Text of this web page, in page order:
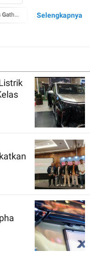
ASEAN Leaders Gathering Selengkapnya